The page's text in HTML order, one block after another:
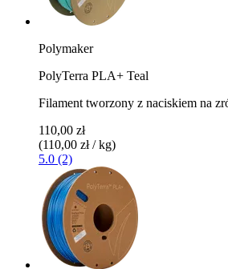
Polymaker
PolyTerra PLA+ Teal
Filament tworzony z naciskiem na
110,00 zł
(110,00 zł / kg)
5.0 (2)